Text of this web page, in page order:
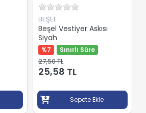
BEŞEL
Beşel Vestiyer Askısı
Siyah
%7 Sınırlı Süre
27,50 TL
25,58 TL
Sepete Ekle